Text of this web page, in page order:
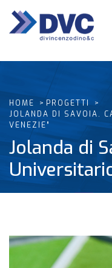
HOME
PROGETTI
JOLANDA DI SAVOIA.
VENEZIE”
Jolanda di